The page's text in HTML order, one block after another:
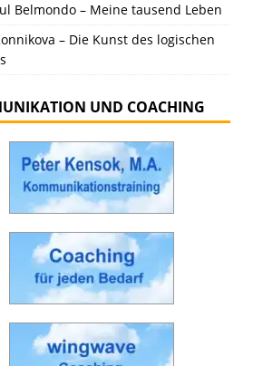
Belmondo – Meine tausend Leben
– Die Kunst des logischen
UND COACHING